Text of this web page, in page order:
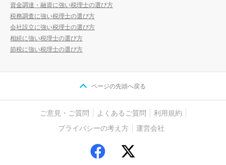
資金調達・融資に強い税理士の選び方
税務調査に強い税理士の選び方
会社設立に強い税理士の選び方
相続に強い税理士の選び方
節税に強い税理士の選び方
ページの先頭へ戻る
ご意見・ご質問 よくあるご質問
利用規約
プライバシーの考え方
運営会社